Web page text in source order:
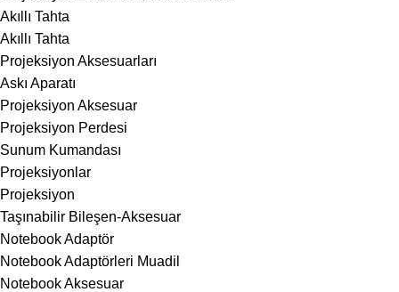
Akıllı Tahta
Akıllı Tahta
Projeksiyon Aksesuarları
Askı Aparatı
Projeksiyon Aksesuar
Projeksiyon Perdesi
Sunum Kumandası
Projeksiyonlar
Projeksiyon
Taşınabilir Bileşen-Aksesuar
Notebook Adaptör
Notebook Adaptörleri Muadil
Notebook Aksesuar